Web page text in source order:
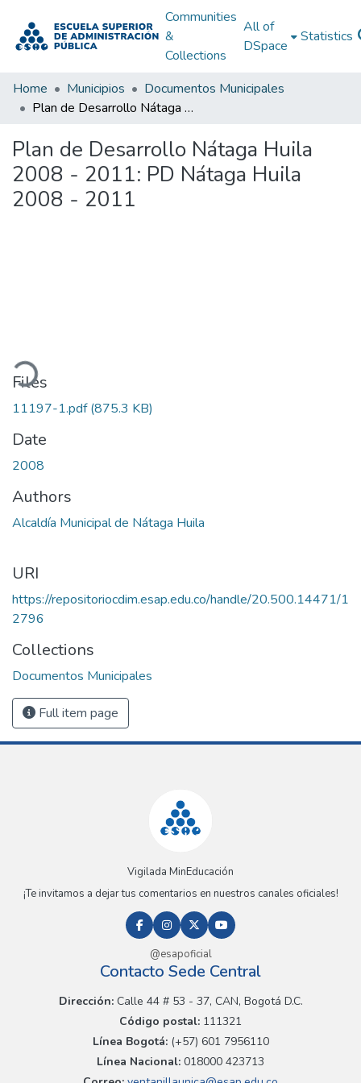
Communities
&
Collections
All of
DSpace
Statistics
Home Municipios
Documentos Municipales
Plan de Desarrollo Nátaga Huila 2008 - 2011: PD Nátaga Huila 2008 - 2011
Plan de Desarrollo Nátaga Huila
2008 - 2011: PD Nátaga Huila
2008 - 2011
Files
11197-1.pdf(875.3 KB)
Date
2008
Authors
Alcaldía Municipal de Nátaga Huila
URI
https://repositoriocdim.esap.edu.co/handle/20.500.14471/1
2796
Collections
Documentos Municipales
Full item page
Vigilada MinEducación
¡Te invitamos a dejar tus comentarios en nuestros canales oficiales!
@esapoficial
Contacto Sede Central
Dirección:Calle 44 # 53 - 37, CAN, Bogotá D.C.
Código postal: 111321
Línea Bogotá:(+57) 601 7956110
Línea Nacional: 018000 423713